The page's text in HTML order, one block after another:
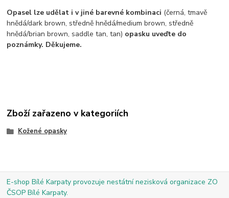
Opasel lze udělat i v jiné barevné kombinaci (černá, tmavě
hnědá/dark brown, středně hnědá/medium brown, středně
hnědá/brian brown, saddle tan, tan) opasku uveďte do
poznámky. Děkujeme.
Zboží zařazeno v kategoriích
Kožené opasky
E-shop Bílé Karpaty provozuje nestátní nezisková organizace ZO
ČSOP Bílé Karpaty.